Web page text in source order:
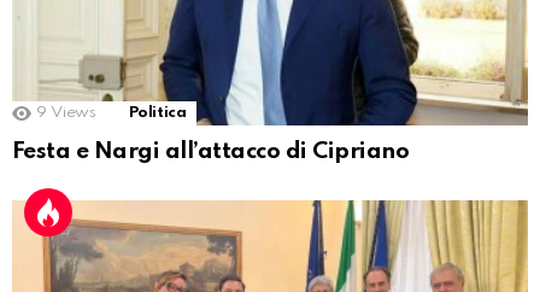
9 Views Politica
Festa e Nargi all’attacco di Cipriano